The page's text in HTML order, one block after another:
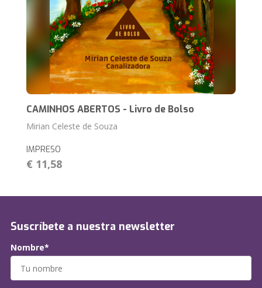
CAMINHOS ABERTOS - Livro de Bolso
Mirian Celeste de Souza
IMPRESO
€ 11,58
Suscríbete a nuestra newsletter
Nombre*